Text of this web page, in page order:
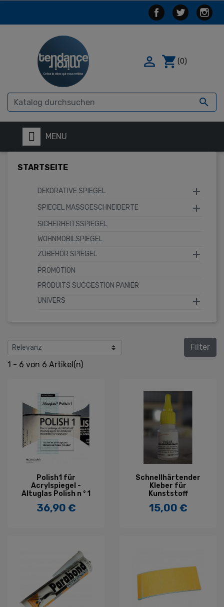

 shopping_cart (0)
MENU
STARTSEITE
DEKORATIVE SPIEGEL 
SPIEGEL MASSGESCHNEIDERTE 
SICHERHEITSSPIEGEL
WOHNMOBILSPIEGEL
ZUBEHÖR SPIEGEL

PROMOTION
PRODUITS SUGGESTION PANIER
UNIVERS

Filter
1 - 6 von 6 Artikel(n)
Polish1 für
Acrylspiegel -
Altuglas Polish n ° 1
Preis
36,90 €
Schnellhärtender
Kleber für
Kunststoff
Preis
15,00 €